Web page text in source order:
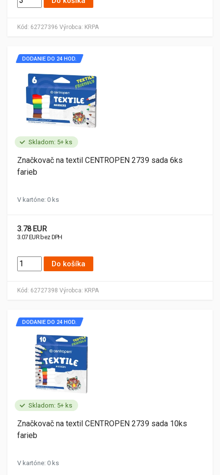
Kód: 62727396 Výrobca: KRPA
Skladom: 5+ ks
Kód: 62727398 Výrobca: KRPA
DODANIE DO 24 HOD.
Značkovač na textil CENTROPEN 2739 sada 6ks
farieb
V kartóne: 0 ks
3.78 EUR
3.07 EUR bez DPH
Do košíka
Skladom: 5+ ks
DODANIE DO 24 HOD.
Značkovač na textil CENTROPEN 2739 sada 10ks
farieb
V kartóne: 0 ks